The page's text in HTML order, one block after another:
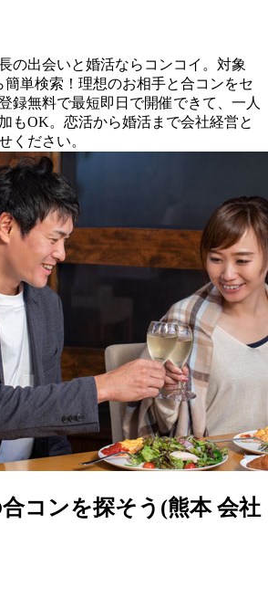
の出会いと婚活ならコンコイ。対象
簡単検索！理想のお相手と合コンをセ
録無料で最短即日で開催できて、一人
もOK。恋活から婚活まで会社経営と
ください。
コンを探そう(熊本 会社